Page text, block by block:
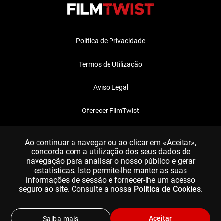
Política de Privacidade
Termos de Utilização
Aviso Legal
Oferecer FilmTwist
Ao continuar a navegar ou ao clicar em «Aceitar»,
concorda com a utilização dos seus dados de
navegação para analisar o nosso público e gerar
estatísticas. Isto permite-lhe manter as suas
informações de sessão e fornecer-lhe um acesso
seguro ao site. Consulte a nossa Política de Cookies.
Aceitar
Saiba mais